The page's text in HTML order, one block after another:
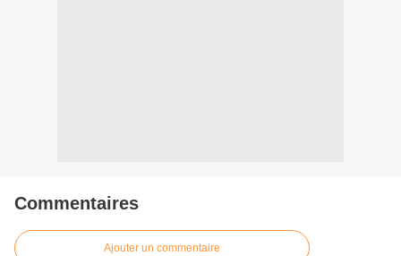
Commentaires
Ajouter un commentaire